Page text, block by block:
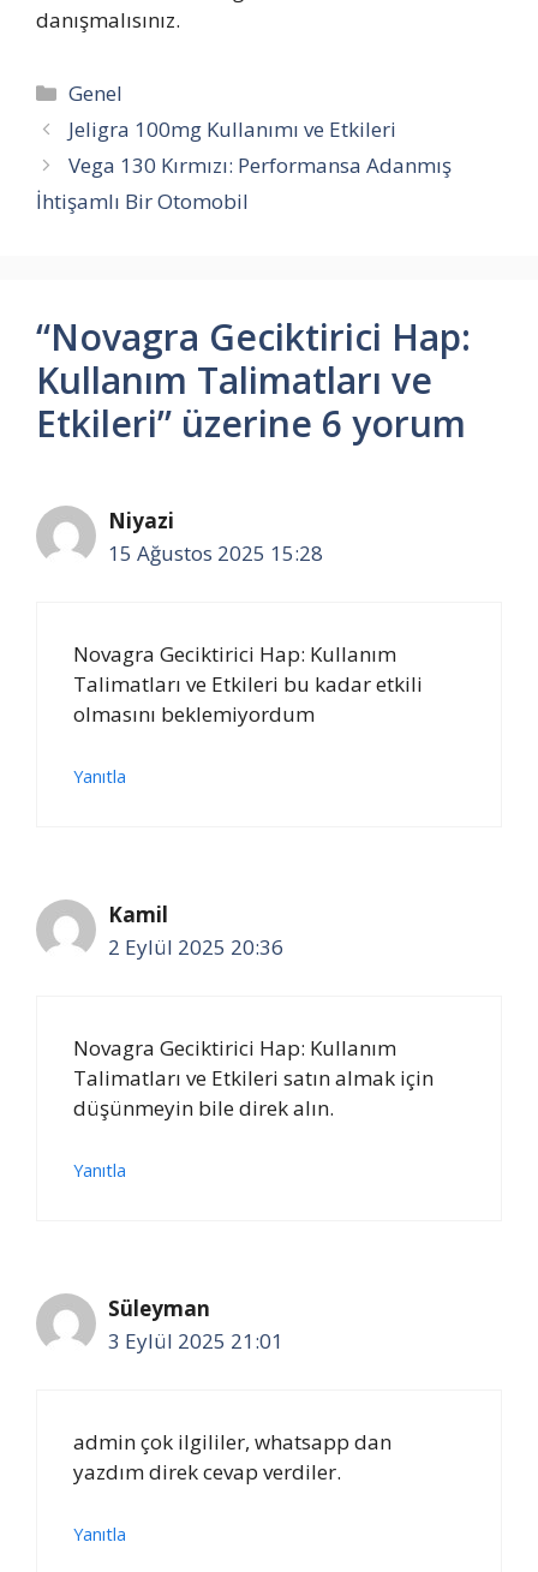
danışmalısınız.
Kategoriler
Genel
Jeligra 100mg Kullanımı ve Etkileri
Vega 130 Kırmızı: Performansa Adanmış
İhtişamlı Bir Otomobil
“Novagra Geciktirici Hap:
Kullanım Talimatları ve
Etkileri” üzerine 6 yorum
Niyazi
15 Ağustos 2025 15:28
Novagra Geciktirici Hap: Kullanım
Talimatları ve Etkileri bu kadar etkili
olmasını beklemiyordum
Yanıtla
Kamil
2 Eylül 2025 20:36
Novagra Geciktirici Hap: Kullanım
Talimatları ve Etkileri satın almak için
düşünmeyin bile direk alın.
Yanıtla
Süleyman
3 Eylül 2025 21:01
admin çok ilgililer, whatsapp dan
yazdım direk cevap verdiler.
Yanıtla